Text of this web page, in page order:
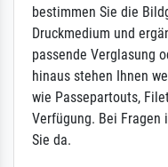
bestimmen Sie die
Druckmedium und
passende Verglasung
hinaus stehen Ihnen
wie Passepartouts,
Verfügung. Bei Fragen
Sie da.